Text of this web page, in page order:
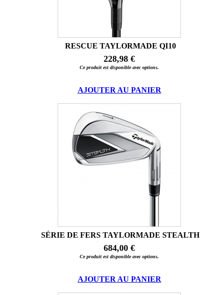
RESCUE TAYLORMADE QI10
228,98 €
Ce produit est disponible avec options.
AJOUTER AU PANIER
SÉRIE DE FERS TAYLORMADE STEALTH
684,00 €
Ce produit est disponible avec options.
AJOUTER AU PANIER